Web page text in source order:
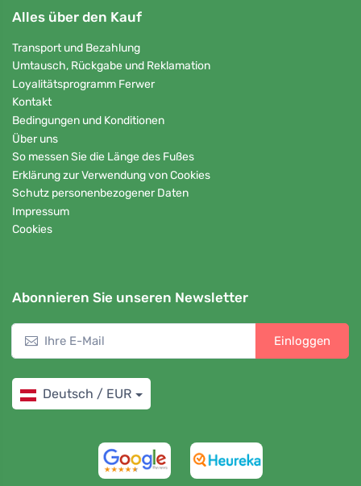
Alles über den Kauf
Transport und Bezahlung
Umtausch, Rückgabe und Reklamation
Loyalitätsprogramm Ferwer
Kontakt
Bedingungen und Konditionen
Über uns
So messen Sie die Länge des Fußes
Erklärung zur Verwendung von Cookies
Schutz personenbezogener Daten
Impressum
Cookies
Abonnieren Sie unseren Newsletter
Einloggen
Deutsch / EUR